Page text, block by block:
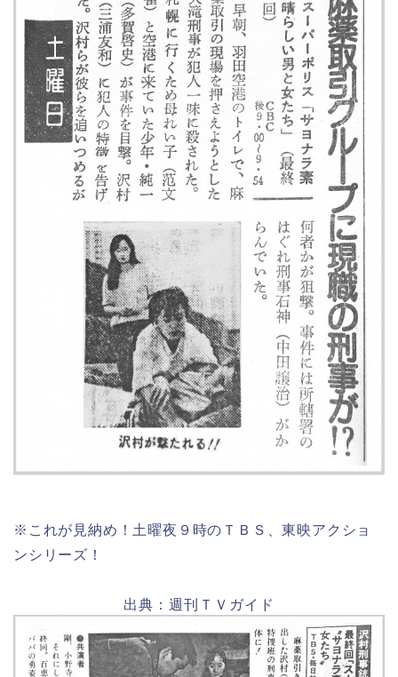
※これが見納め！土曜夜９時のＴＢＳ、東映アクショ
ンシリーズ！
出典：週刊ＴＶガイド